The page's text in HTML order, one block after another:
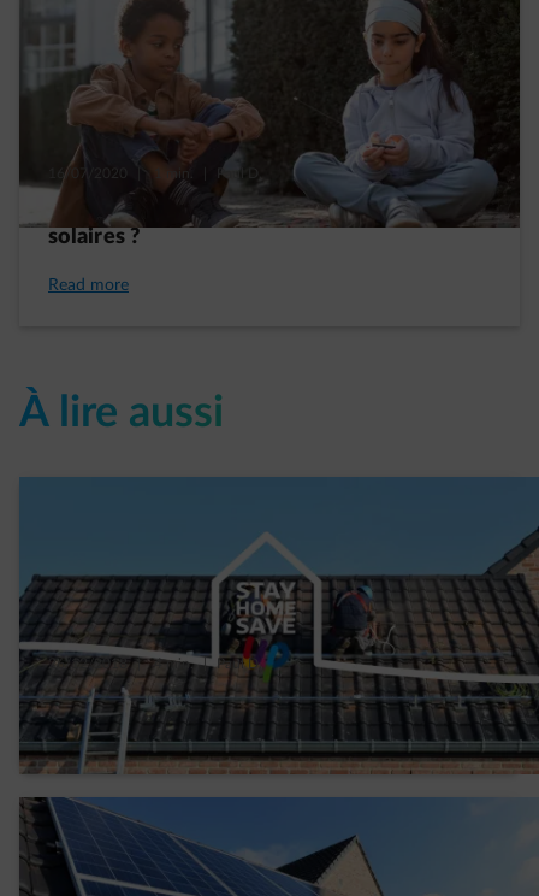
16/07/2020 Paul D.
Quelle sera la rentabilité de vos panneaux
solaires ?
Read more
À lire aussi
26/12/2018 | 4 min. | Paul D.
Votre toit permet-il l’installation de
panneaux solaires ?